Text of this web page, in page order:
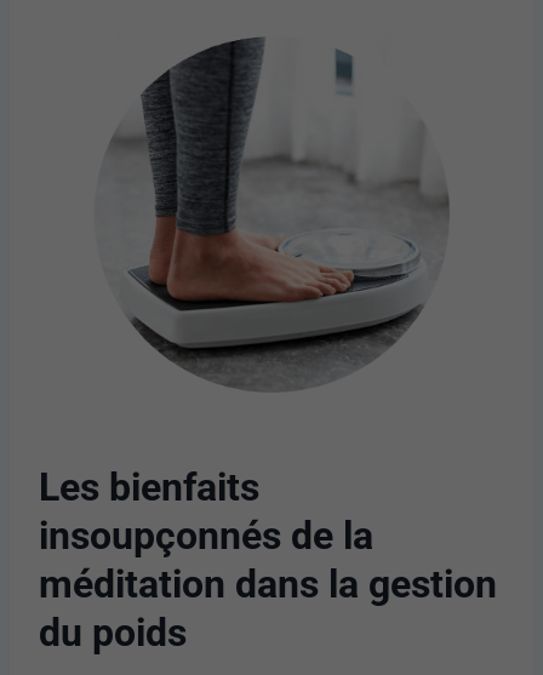
Les bienfaits
insoupçonnés de la
méditation dans la gestion
du poids